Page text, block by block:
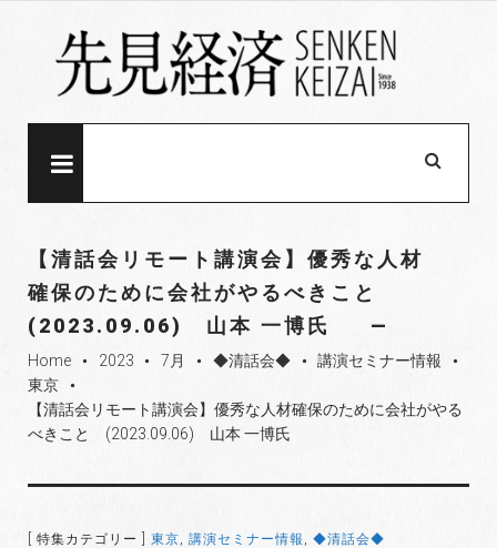
【清話会リモート講演会】優秀な人材
確保のために会社がやるべきこと
(2023.09.06) 山本 一博氏
Home fiber_manual_record 2023 fiber_manual_record 7月 fiber_manual_record ◆清話会◆ fiber_manual_record 講演セミナー情報 fiber_manual_record
東京 fiber_manual_record
【清話会リモート講演会】優秀な人材確保のために会社がやる
べきこと (2023.09.06) 山本 一博氏
[ 特集カテゴリー ] 東京 講演セミナー情報 ◆清話会◆